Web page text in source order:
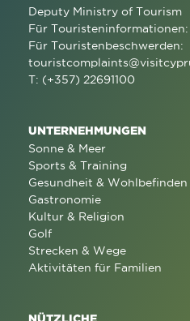
Deputy Ministry of Tourism
Für Touristeninformationen:
Für Touristenbeschwerden:
T: (+357) 22691100
UNTERNEHMUNGEN
Sonne & Meer
Sports & Training
Gesundheit & Wohlbefinden
Gastronomie
Kultur & Religion
Golf
Strecken & Wege
Aktivitäten für Familien
NÜTZLICHE